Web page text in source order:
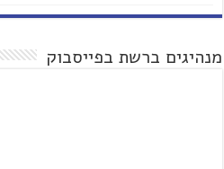
מנהיגים ברשת בפייסבוק